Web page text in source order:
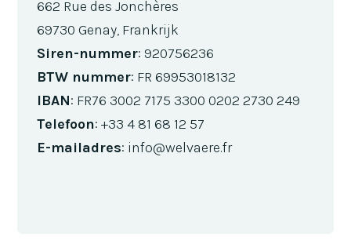
662 Rue des Jonchères
69730 Genay, Frankrijk
Siren-nummer: 920756236
BTW nummer: FR 69953018132
IBAN: FR76 3002 7175 3300 0202 2730 249
Telefoon: +33 4 81 68 12 57
E-mailadres: info@welvaere.fr